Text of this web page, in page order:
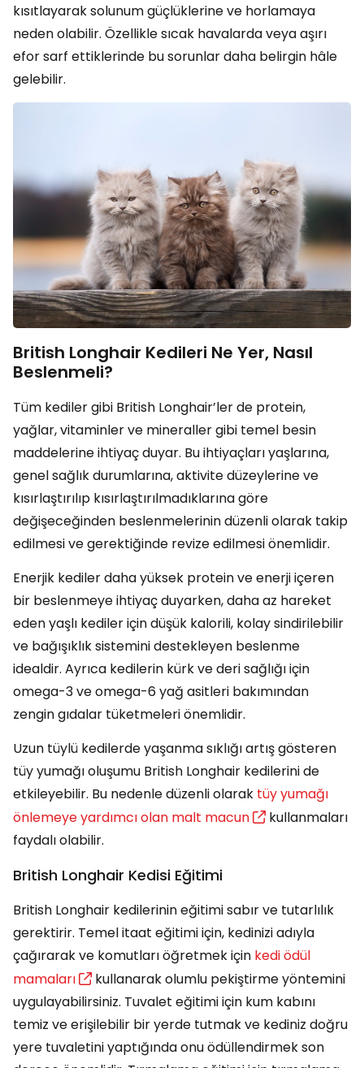
kısıtlayarak solunum güçlüklerine ve horlamaya
neden olabilir. Özellikle sıcak havalarda veya aşırı
efor sarf ettiklerinde bu sorunlar daha belirgin hâle
gelebilir.
British Longhair Kedileri Ne Yer, Nasıl
Beslenmeli?
Tüm kediler gibi British Longhair’ler de protein,
yağlar, vitaminler ve mineraller gibi temel besin
maddelerine ihtiyaç duyar. Bu ihtiyaçları yaşlarına,
genel sağlık durumlarına, aktivite düzeylerine ve
kısırlaştırılıp kısırlaştırılmadıklarına göre
değişeceğinden beslenmelerinin düzenli olarak takip
edilmesi ve gerektiğinde revize edilmesi önemlidir.
Enerjik kediler daha yüksek protein ve enerji içeren
bir beslenmeye ihtiyaç duyarken, daha az hareket
eden yaşlı kediler için düşük kalorili, kolay sindirilebilir
ve bağışıklık sistemini destekleyen beslenme
idealdir. Ayrıca kedilerin kürk ve deri sağlığı için
omega-3 ve omega-6 yağ asitleri bakımından
zengin gıdalar tüketmeleri önemlidir.
Uzun tüylü kedilerde yaşanma sıklığı artış gösteren
tüy yumağı oluşumu British Longhair kedilerini de
etkileyebilir. Bu nedenle düzenli olarak tüy yumağı
önlemeye yardımcı olan malt macun
kullanmaları
faydalı olabilir.
British Longhair Kedisi Eğitimi
British Longhair kedilerinin eğitimi sabır ve tutarlılık
gerektirir. Temel itaat eğitimi için, kedinizi adıyla
çağırarak ve komutları öğretmek için kedi ödül
mamaları
kullanarak olumlu pekiştirme yöntemini
uygulayabilirsiniz. Tuvalet eğitimi için kum kabını
temiz ve erişilebilir bir yerde tutmak ve kediniz doğru
yere tuvaletini yaptığında onu ödüllendirmek son